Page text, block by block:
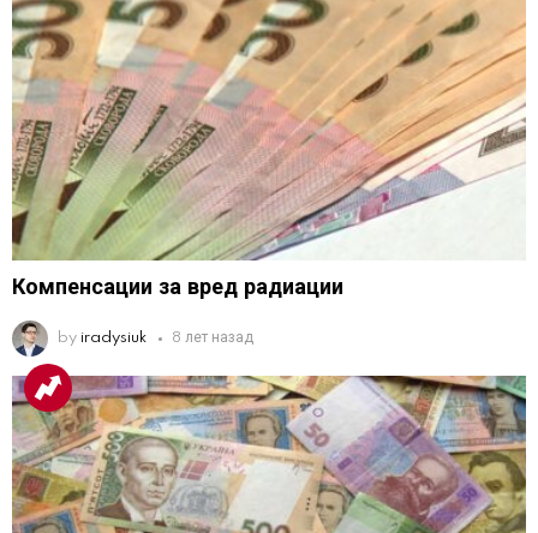
Компенсации за вред радиации
by iradysiuk 8 лет назад